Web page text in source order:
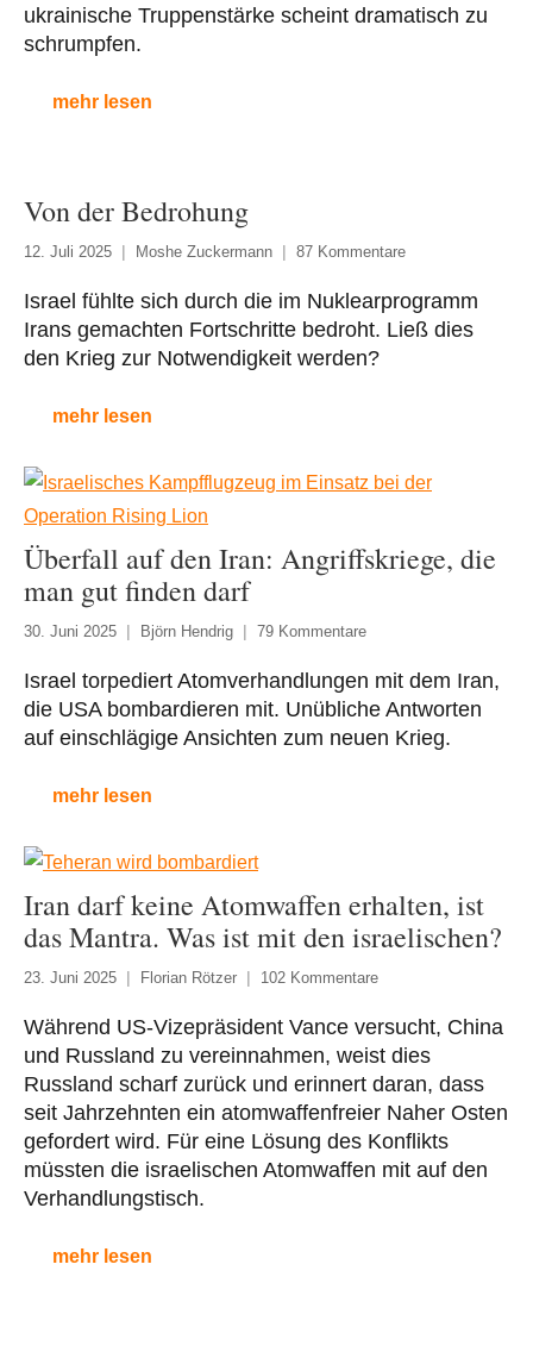
ukrainische Truppenstärke scheint dramatisch zu
schrumpfen.
mehr lesen
Von der Bedrohung
12. Juli 2025 Moshe Zuckermann 87 Kommentare
Israel fühlte sich durch die im Nuklearprogramm
Irans gemachten Fortschritte bedroht. Ließ dies
den Krieg zur Notwendigkeit werden?
mehr lesen
Überfall auf den Iran: Angriffskriege, die
man gut finden darf
30. Juni 2025 Björn Hendrig 79 Kommentare
Israel torpediert Atomverhandlungen mit dem Iran,
die USA bombardieren mit. Unübliche Antworten
auf einschlägige Ansichten zum neuen Krieg.
mehr lesen
Iran darf keine Atomwaffen erhalten, ist
das Mantra. Was ist mit den israelischen?
23. Juni 2025 Florian Rötzer 102 Kommentare
Während US-Vizepräsident Vance versucht, China
und Russland zu vereinnahmen, weist dies
Russland scharf zurück und erinnert daran, dass
seit Jahrzehnten ein atomwaffenfreier Naher Osten
gefordert wird. Für eine Lösung des Konflikts
müssten die israelischen Atomwaffen mit auf den
Verhandlungstisch.
mehr lesen